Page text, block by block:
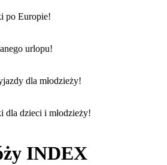
po Europie!
urlopu!
dla młodzieży!
dla dzieci i młodzieży!
INDEX